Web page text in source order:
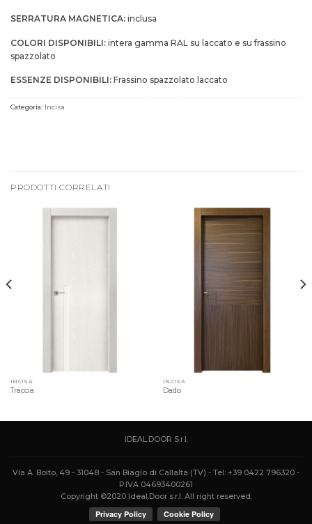
SERRATURA MAGNETICA: inclusa
COLORI DISPONIBILI: intera gamma RAL su laccato e su frassino
spazzolato
ESSENZE DISPONIBILI: Frassino spazzolato laccato
Categoria: Incisa
PRODOTTI CORRELATI
INCISA
Traccia
INCISA
Dado
IDEAL.DOOR S.r.l.
Via A. Boito, 49 - 31048 - San Biagio di Callalta (TV) - Tel: +39 0422 796320 -
P.IVA 04693400261
Copyright ©2020 Ideal.Door s.r.l. All right reserved.